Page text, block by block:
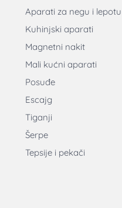
Aparati za negu i lepotu
Kuhinjski aparati
Magnetni nakit
Mali kućni aparati
Posuđe
Escajg
Tiganji
Šerpe
Tepsije i pekači